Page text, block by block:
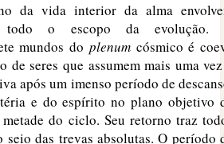
da vida interior da alma
todo o escopo da evolução.
mundos do plenum cósmico é
de seres que assumem mais uma
após um imenso período de
e do espírito no plano objetivo
do ciclo. Seu retorno traz
seio das trevas absolutas. O período